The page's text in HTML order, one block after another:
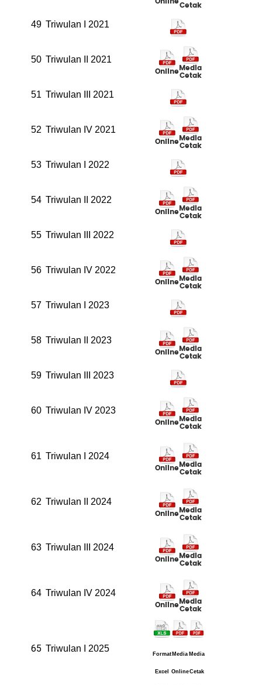
Cetak
49 Triwulan I 2021
50 Triwulan II 2021
OnlineMedia
Cetak
51 Triwulan III 2021
52 Triwulan IV 2021
OnlineMedia
Cetak
53 Triwulan I 2022
54 Triwulan II 2022
OnlineMedia
Cetak
55 Triwulan III 2022
56 Triwulan IV 2022
OnlineMedia
Cetak
57 Triwulan I 2023
58 Triwulan II 2023
OnlineMedia
Cetak
59 Triwulan III 2023
60 Triwulan IV 2023
OnlineMedia
Cetak
61 Triwulan I 2024
OnlineMedia
Cetak
62 Triwulan II 2024
OnlineMedia
Cetak
63 Triwulan III 2024
OnlineMedia
Cetak
64 Triwulan IV 2024
OnlineMedia
Cetak
65 Triwulan I 2025
Format
Excel
Media
Online
Media
Cetak